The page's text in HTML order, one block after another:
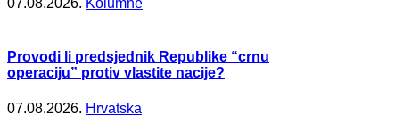
07.08.2026. Kolumne
Provodi li predsjednik Republike “crnu
operaciju” protiv vlastite nacije?
07.08.2026. Hrvatska